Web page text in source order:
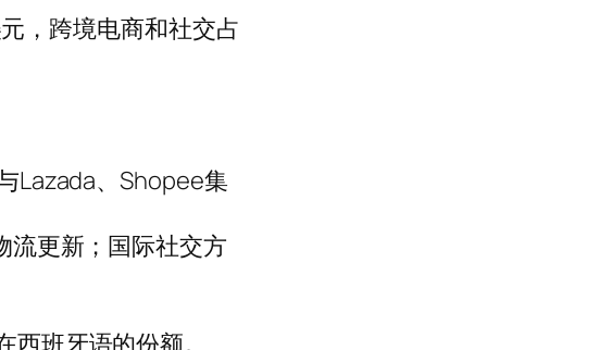
，跨境电商和社交占
Lazada、Shopee集
流更新；国际社交方
班牙语的份额。